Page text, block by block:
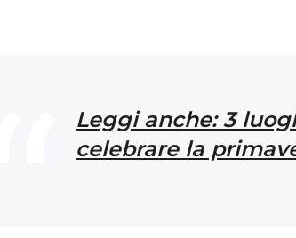
Leggi anche: 3
celebrare la